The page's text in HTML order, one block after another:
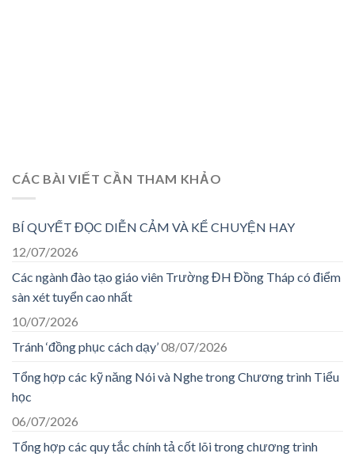
CÁC BÀI VIẾT CẦN THAM KHẢO
BÍ QUYẾT ĐỌC DIỄN CẢM VÀ KỂ CHUYỆN HAY
12/07/2026
Các ngành đào tạo giáo viên Trường ĐH Đồng Tháp có điểm
sàn xét tuyển cao nhất
10/07/2026
Tránh ‘đồng phục cách dạy’08/07/2026
Tổng hợp các kỹ năng Nói và Nghe trong Chương trình Tiểu
học
06/07/2026
Tổng hợp các quy tắc chính tả cốt lõi trong chương trình